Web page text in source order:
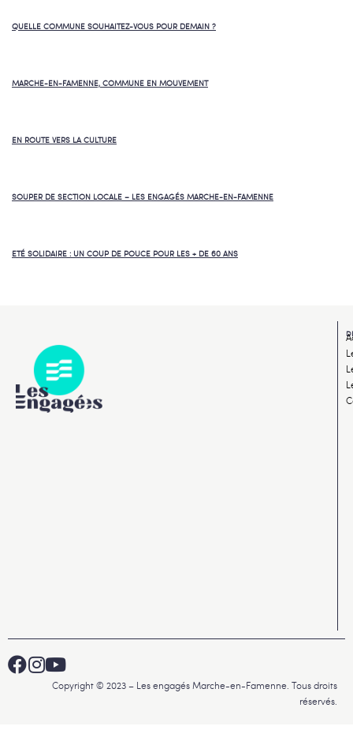
QUELLE COMMUNE SOUHAITEZ-VOUS POUR DEMAIN ?
MARCHE-EN-FAMENNE, COMMUNE EN MOUVEMENT
EN ROUTE VERS LA CULTURE
SOUPER DE SECTION LOCALE – LES ENGAGÉS MARCHE-EN-FAMENNE
ETÉ SOLIDAIRE : UN COUP DE POUCE POUR LES + DE 60 ANS
Copyright © 2023 – Les engagés Marche-en-Famenne. Tous droits
réservés.